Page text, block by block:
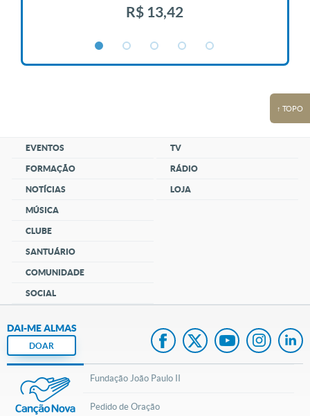
R$ 13,42
↑ TOPO
EVENTOS
FORMAÇÃO
NOTÍCIAS
MÚSICA
CLUBE
SANTUÁRIO
COMUNIDADE
SOCIAL
TV
RÁDIO
LOJA
DAI-ME ALMAS
DOAR
Fundação João Paulo II
Pedido de Oração